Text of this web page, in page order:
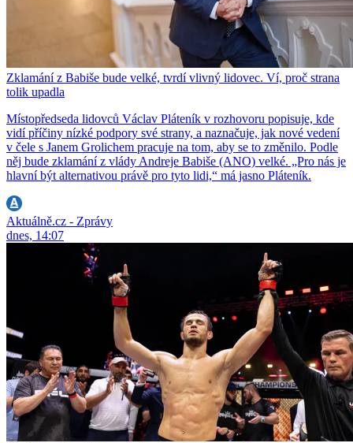
Zklamání z Babiše bude velké, tvrdí vlivný lidovec. Ví, proč strana
tolik upadla
Místopředseda lidovců Václav Pláteník v rozhovoru popisuje, kde
vidí příčiny nízké podpory své strany, a naznačuje, jak nové vedení
v čele s Janem Grolichem pracuje na tom, aby se to změnilo. Podle
něj bude zklamání z vlády Andreje Babiše (ANO) velké. „Pro nás je
hlavní být alternativou právě pro tyto lidi,“ má jasno Pláteník.
Aktuálně.cz - Zprávy
dnes, 14:07